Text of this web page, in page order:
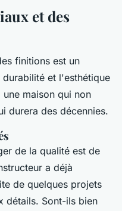
et des
finitions est un
et l'esthétique
maison qui non
durera des décennies.
de la qualité est de
a déjà
de quelques projets
détails. Sont-ils bien